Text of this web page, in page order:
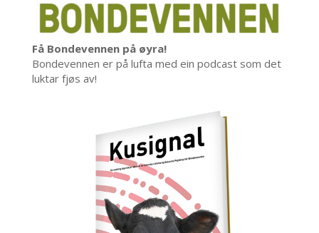
Få Bondevennen på øyra!
Bondevennen er på lufta med ein podcast som det
luktar fjøs av!